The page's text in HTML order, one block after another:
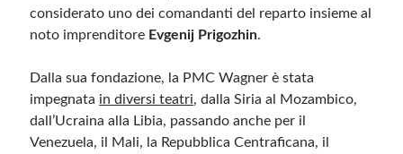
WordPress.org
considerato uno dei comandanti del reparto insieme al
noto imprenditore Evgenij Prigozhin.
Dalla sua fondazione, la PMC Wagner è stata
impegnata in diversi teatri, dalla Siria al Mozambico,
dall’Ucraina alla Libia, passando anche per il
Venezuela, il Mali, la Repubblica Centraficana, il